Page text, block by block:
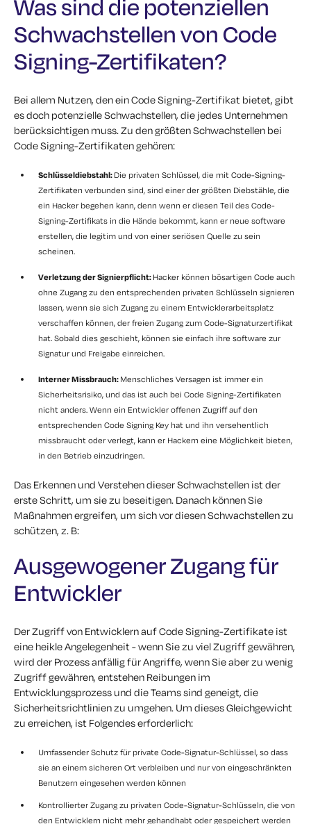
Was sind die potenziellen
Schwachstellen von Code
Signing-Zertifikaten?
Bei allem Nutzen, den ein Code Signing-Zertifikat bietet, gibt
es doch potenzielle Schwachstellen, die jedes Unternehmen
berücksichtigen muss. Zu den größten Schwachstellen bei
Code Signing-Zertifikaten gehören:
Schlüsseldiebstahl: Die privaten Schlüssel, die mit Code-Signing-
Zertifikaten verbunden sind, sind einer der größten Diebstähle, die
ein Hacker begehen kann, denn wenn er diesen Teil des Code-
Signing-Zertifikats in die Hände bekommt, kann er neue software
erstellen, die legitim und von einer seriösen Quelle zu sein
scheinen.
Verletzung der Signierpflicht: Hacker können bösartigen Code auch
ohne Zugang zu den entsprechenden privaten Schlüsseln signieren
lassen, wenn sie sich Zugang zu einem Entwicklerarbeitsplatz
verschaffen können, der freien Zugang zum Code-Signaturzertifikat
hat. Sobald dies geschieht, können sie einfach ihre software zur
Signatur und Freigabe einreichen.
Interner Missbrauch: Menschliches Versagen ist immer ein
Sicherheitsrisiko, und das ist auch bei Code Signing-Zertifikaten
nicht anders. Wenn ein Entwickler offenen Zugriff auf den
entsprechenden Code Signing Key hat und ihn versehentlich
missbraucht oder verlegt, kann er Hackern eine Möglichkeit bieten,
in den Betrieb einzudringen.
Das Erkennen und Verstehen dieser Schwachstellen ist der
erste Schritt, um sie zu beseitigen. Danach können Sie
Maßnahmen ergreifen, um sich vor diesen Schwachstellen zu
schützen, z. B:
Ausgewogener Zugang für
Entwickler
Der Zugriff von Entwicklern auf Code Signing-Zertifikate ist
eine heikle Angelegenheit - wenn Sie zu viel Zugriff gewähren,
wird der Prozess anfällig für Angriffe, wenn Sie aber zu wenig
Zugriff gewähren, entstehen Reibungen im
Entwicklungsprozess und die Teams sind geneigt, die
Sicherheitsrichtlinien zu umgehen. Um dieses Gleichgewicht
zu erreichen, ist Folgendes erforderlich:
Umfassender Schutz für private Code-Signatur-Schlüssel, so dass
sie an einem sicheren Ort verbleiben und nur von eingeschränkten
Benutzern eingesehen werden können
Kontrollierter Zugang zu privaten Code-Signatur-Schlüsseln, die von
den Entwicklern nicht mehr gehandhabt oder gespeichert werden